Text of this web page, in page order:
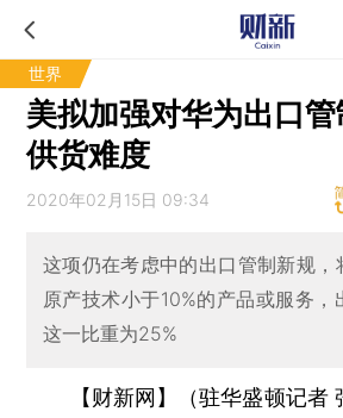
世界
美拟加强对华为出口
供货难度
2020年02月15日 09:34
这项仍在考虑中的出口管制新规，
原产技术小于10%的产品或服务
这一比重为25%
【财新网】（驻华盛顿记者